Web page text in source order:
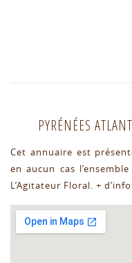
PYRÉNÉES
Cet annuaire est
en aucun cas
L’Agitateur Floral. +